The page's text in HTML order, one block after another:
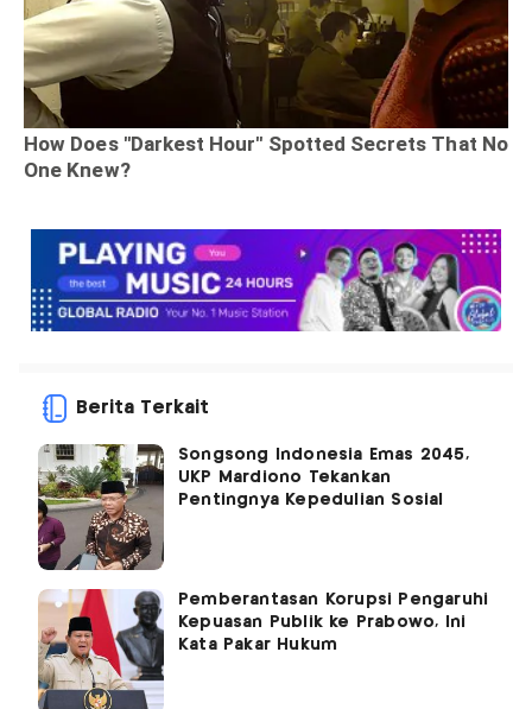
Berita Terkait
Songsong Indonesia Emas 2045,
UKP Mardiono Tekankan
Pentingnya Kepedulian Sosial
Pemberantasan Korupsi Pengaruhi
Kepuasan Publik ke Prabowo, Ini
Kata Pakar Hukum